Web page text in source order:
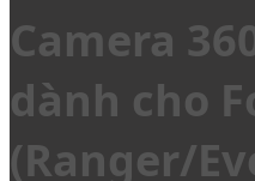
Camera
dành cho
(Ranger/